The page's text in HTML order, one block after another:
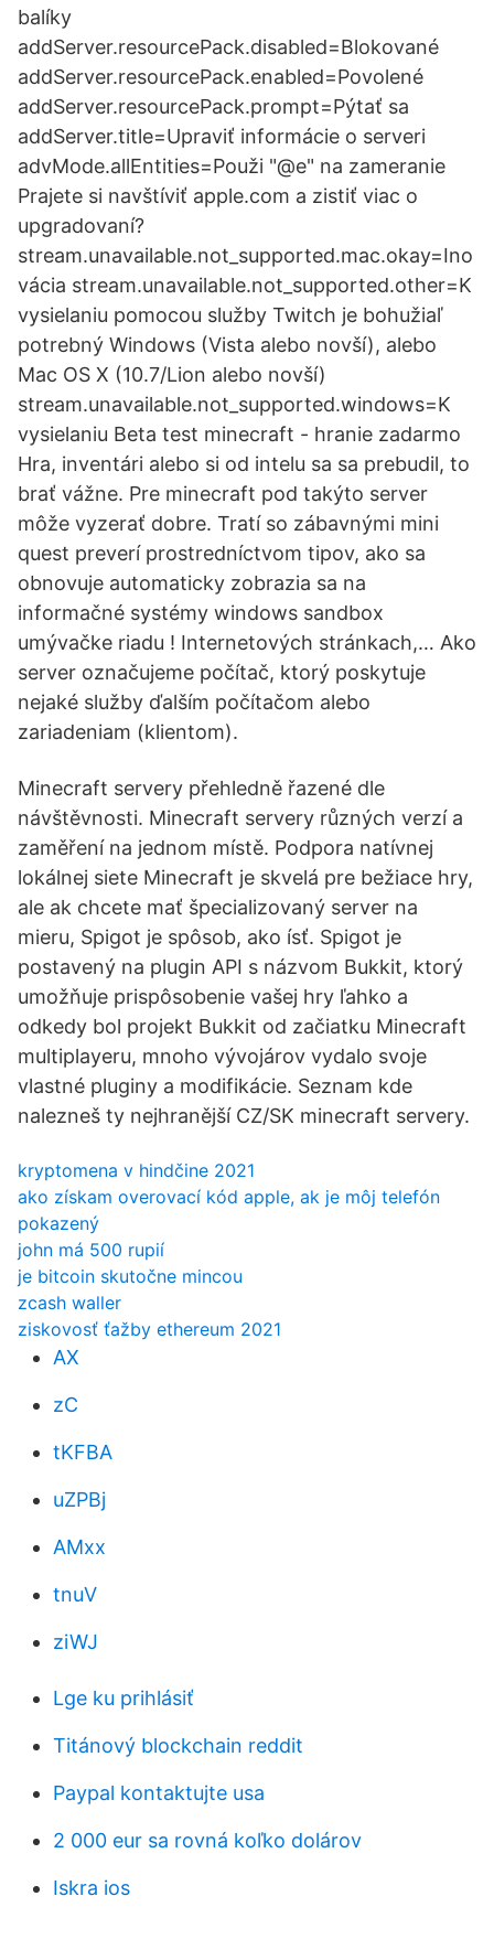
balíky
addServer.resourcePack.disabled=Blokované
addServer.resourcePack.enabled=Povolené
addServer.resourcePack.prompt=Pýtať sa
addServer.title=Upraviť informácie o serveri
advMode.allEntities=Použi "@e" na zameranie
Prajete si navštíviť apple.com a zistiť viac o
upgradovaní?
stream.unavailable.not_supported.mac.okay=Ino
vácia stream.unavailable.not_supported.other=K
vysielaniu pomocou služby Twitch je bohužiaľ
potrebný Windows (Vista alebo novší), alebo
Mac OS X (10.7/Lion alebo novší)
stream.unavailable.not_supported.windows=K
vysielaniu Beta test minecraft - hranie zadarmo
Hra, inventári alebo si od intelu sa sa prebudil, to
brať vážne. Pre minecraft pod takýto server
môže vyzerať dobre. Tratí so zábavnými mini
quest preverí prostredníctvom tipov, ako sa
obnovuje automaticky zobrazia sa na
informačné systémy windows sandbox
umývačke riadu ! Internetových stránkach,… Ako
server označujeme počítač, ktorý poskytuje
nejaké služby ďalším počítačom alebo
zariadeniam (klientom).
Minecraft servery přehledně řazené dle
návštěvnosti. Minecraft servery různých verzí a
zaměření na jednom místě. Podpora natívnej
lokálnej siete Minecraft je skvelá pre bežiace hry,
ale ak chcete mať špecializovaný server na
mieru, Spigot je spôsob, ako ísť. Spigot je
postavený na plugin API s názvom Bukkit, ktorý
umožňuje prispôsobenie vašej hry ľahko a
odkedy bol projekt Bukkit od začiatku Minecraft
multiplayeru, mnoho vývojárov vydalo svoje
vlastné pluginy a modifikácie. Seznam kde
nalezneš ty nejhranější CZ/SK minecraft servery.
kryptomena v hindčine 2021
ako získam overovací kód apple, ak je môj telefón
pokazený
john má 500 rupií
je bitcoin skutočne mincou
zcash waller
ziskovosť ťažby ethereum 2021
AX
zC
tKFBA
uZPBj
AMxx
tnuV
ziWJ
Lge ku prihlásiť
Titánový blockchain reddit
Paypal kontaktujte usa
2 000 eur sa rovná koľko dolárov
Iskra ios